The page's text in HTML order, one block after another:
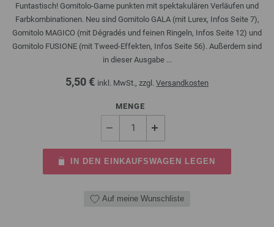
Funtastisch! Gomitolo-Garne punkten mit spektakulären Verläufen und
Farbkombinationen. Neu sind Gomitolo GALA (mit Lurex, Infos Seite 7),
Gomitolo MAGICO (mit Dégradés und feinen Ringeln, Infos Seite 12) und
Gomitolo FUSIONE (mit Tweed-Effekten, Infos Seite 56). Außerdem sind
in dieser Ausgabe ...
5,50 € inkl. MwSt., zzgl. Versandkosten
MENGE
IN DEN EINKAUFSWAGEN LEGEN
Auf meine Wunschliste